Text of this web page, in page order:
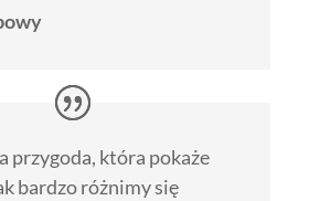
przygoda, która pokaże
bardzo różnimy się